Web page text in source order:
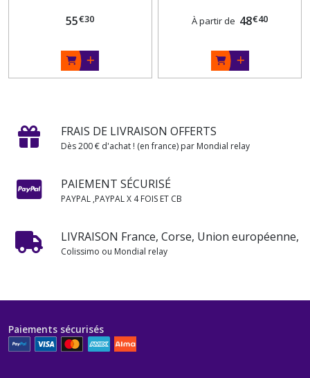
55€30 À partir de 48€40
FRAIS DE LIVRAISON OFFERTS
Dès 200 € d'achat ! (en france) par Mondial relay
PAIEMENT SÉCURISÉ
PAYPAL ,PAYPAL X 4 FOIS ET CB
LIVRAISON France, Corse, Union européenne,
Colissimo ou Mondial relay
Paiements sécurisés